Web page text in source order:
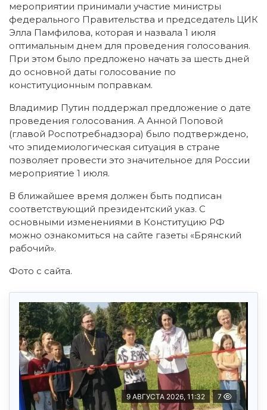
мероприятии принимали участие министры
федерального Правительства и председатель ЦИК
Элла Памфилова, которая и назвала 1 июля
оптимальным днем для проведения голосования.
При этом было предложено начать за шесть дней
до основной даты голосование по
конституционным поправкам.
Владимир Путин поддержал предложение о дате
проведения голосования. А Анной Поповой
(главой Роспотребнадзора) было подтверждено,
что эпидемиологическая ситуация в стране
позволяет провести это значительное для России
мероприятие 1 июля.
В ближайшее время должен быть подписан
соответствующий президентский указ. С
основными изменениями в Конституцию РФ
можно ознакомиться на сайте газеты «Брянский
рабочий».
Фото с сайта.
9 АВГУСТА 2026, 11:32 7